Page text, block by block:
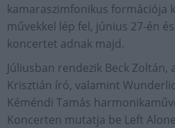
kamaraszimfonikus formációja
művekkel lép fel, június 27-én
koncertet adnak majd.
Júliusban rendezik Beck Zoltán,
Krisztián író, valamint
Kéméndi Tamás
Koncerten mutatja be Left